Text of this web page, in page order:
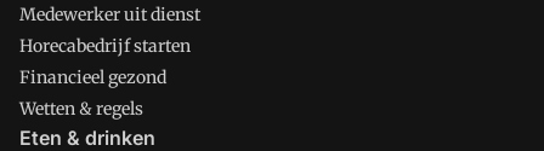
Medewerker uit dienst
Horecabedrijf starten
Financieel gezond
Wetten & regels
Eten & drinken